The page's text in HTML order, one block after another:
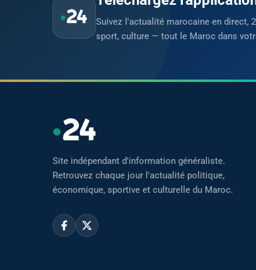
Suivez l'actualité marocaine en direct,
sport, culture — tout le Maroc dans
Site indépendant d'information généraliste.
Retrouvez chaque jour l'actualité politique,
économique, sportive et culturelle du Maroc.